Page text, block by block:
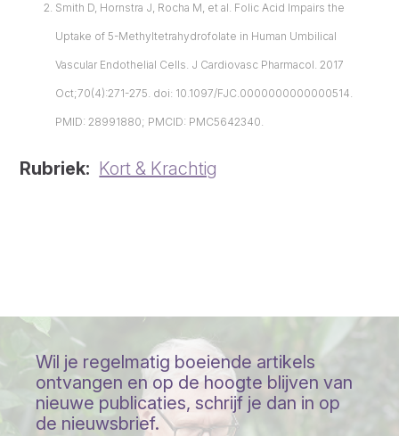
Smith D, Hornstra J, Rocha M, et al. Folic Acid Impairs the
Uptake of 5-Methyltetrahydrofolate in Human Umbilical
Vascular Endothelial Cells. J Cardiovasc Pharmacol. 2017
Oct;70(4):271-275. doi: 10.1097/FJC.0000000000000514.
PMID: 28991880; PMCID: PMC5642340.
Rubriek Kort & Krachtig
Wil je regelmatig boeiende artikels
ontvangen en op de hoogte blijven van
nieuwe publicaties, schrijf je dan in op
de nieuwsbrief.